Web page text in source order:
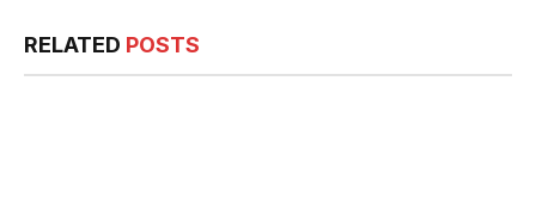
RELATED POSTS